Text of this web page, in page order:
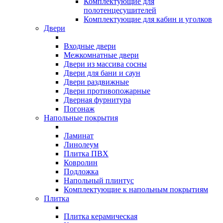
полотенцесушителей
Комплектующие для кабин и уголков
Двери
Входные двери
Межкомнатные двери
Двери из массива сосны
Двери для бани и саун
Двери раздвижные
Двери противопожарные
Дверная фурнитура
Погонаж
Напольные покрытия
Ламинат
Линолеум
Плитка ПВХ
Ковролин
Подложка
Напольный плинтус
Комплектующие к напольным покрытиям
Плитка
Плитка керамическая